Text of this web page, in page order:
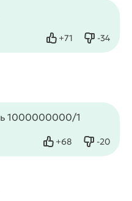
+71
Нравится -34
Не
1000000000/1
+68
Нравится -20
Не